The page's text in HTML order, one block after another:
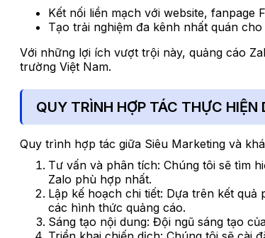
Kết nối liền mạch với website, fanpage
Tạo trải nghiệm đa kênh nhất quán
Với những lợi ích vượt trội này, quảng cáo
trường Việt Nam.
QUY TRÌNH HỢP TÁC THỰC
Quy trình hợp tác giữa Siêu Marketing và
Tư vấn và phân tích: Chúng tôi sẽ tìm
Zalo phù hợp nhất.
Lập kế hoạch chi tiết: Dựa trên kết
các hình thức quảng cáo.
Sáng tạo nội dung: Đội ngũ sáng tạo